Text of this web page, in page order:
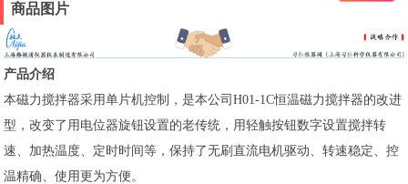
商品图片
产品介绍
本磁力搅拌器采用单片机控制，是本公司H01-1C恒温磁力搅拌器的改进
型，改变了用电位器旋钮设置的老传统，用轻触按钮数字设置搅拌转
速、加热温度、定时时间等，保持了无刷直流电机驱动、转速稳定、控
温精确、使用更为方便。